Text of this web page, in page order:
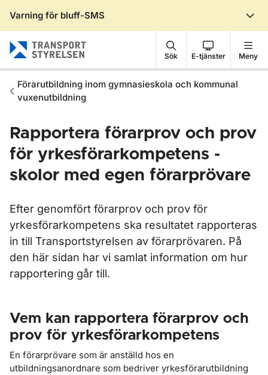
Varning för bluff-SMS
Sök E-tjänster Meny
Förarutbildning inom gymnasieskola och kommunal
vuxenutbildning
Rapportera förarprov och prov
för yrkesförarkompetens -
skolor med egen förarprövare
Efter genomfört förarprov och prov för
yrkesförarkompetens ska resultatet rapporteras
in till Transportstyrelsen av förarprövaren. På
den här sidan har vi samlat information om hur
rapportering går till.
Vem kan rapportera förarprov och
prov för yrkesförarkompetens
En förarprövare som är anställd hos en
utbildningsanordnare som bedriver yrkesförarutbildning